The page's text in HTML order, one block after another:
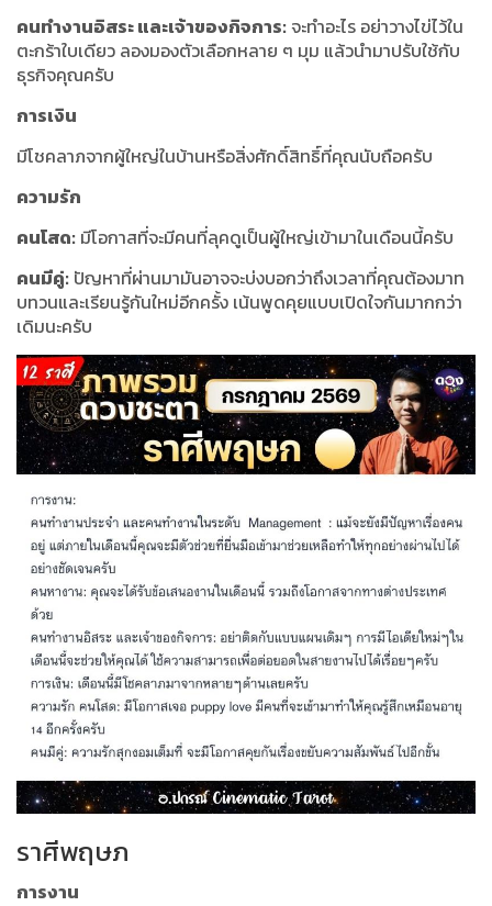
คนทำงานอิสระ และเจ้าของกิจการ:จะทำอะไร อย่าวางไข่ไว้ใน
ตะกร้าใบเดียว ลองมองตัวเลือกหลาย ๆ มุม แล้วนำมาปรับใช้กับ
ธุรกิจคุณครับ
การเงิน
มีโชคลาภจากผู้ใหญ่ในบ้านหรือสิ่งศักดิ์สิทธิ์ที่คุณนับถือครับ
ความรัก
คนโสด: มีโอกาสที่จะมีคนที่ลุคดูเป็นผู้ใหญ่เข้ามาในเดือนนี้ครับ
คนมีคู่: ปัญหาที่ผ่านมามันอาจจะบ่งบอกว่าถึงเวลาที่คุณต้องมาท
บทวนและเรียนรู้กันใหม่อีกครั้ง เน้นพูดคุยแบบเปิดใจกันมากกว่า
เดิมนะครับ
ราศีพฤษภ
การงาน